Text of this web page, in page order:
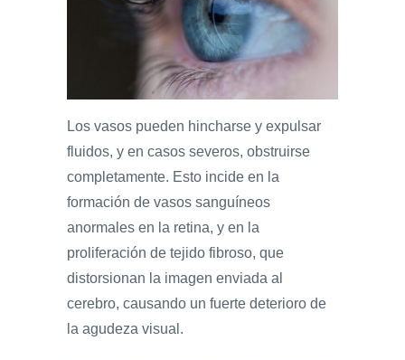
Los vasos pueden hincharse y expulsar
fluidos, y en casos severos, obstruirse
completamente. Esto incide en la
formación de vasos sanguíneos
anormales en la retina, y en la
proliferación de tejido fibroso, que
distorsionan la imagen enviada al
cerebro, causando un fuerte deterioro de
la agudeza visual.